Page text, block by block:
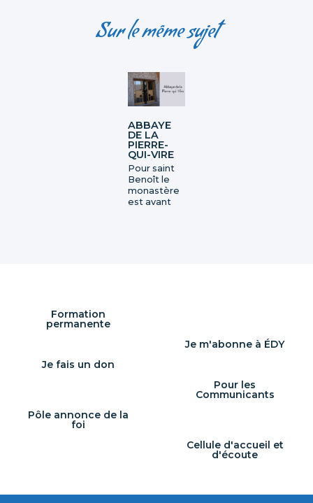
Sur le même sujet
ABBAYE
DE LA
PIERRE-
QUI-VIRE
Pour saint
Benoît le
monastère
est avant
Formation
permanente
Je m'abonne à ÉDY
Je fais un don
Pour les
Communicants
Pôle annonce de la
foi
Cellule d'accueil et
d'écoute